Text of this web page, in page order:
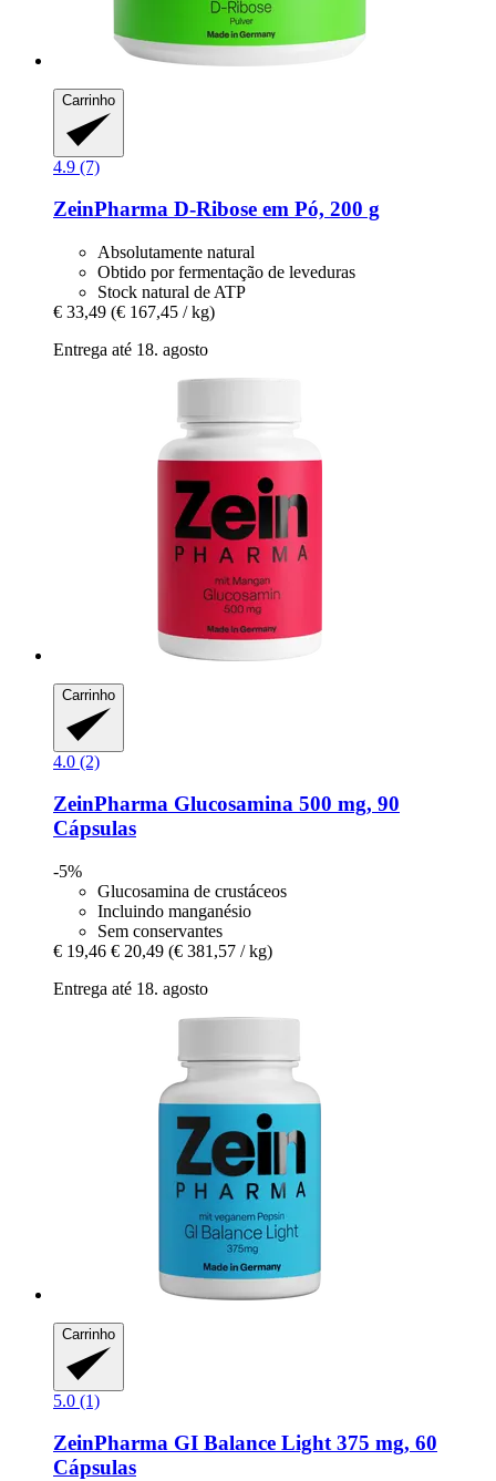
Carrinho
4.9 (7)
ZeinPharma D-​Ribose em Pó, 200 g
Absolutamente natural
Obtido por fermentação de leveduras
Stock natural de ATP
€ 33,49 (€ 167,45 / kg)
Entrega até 18. agosto
Carrinho
4.0 (2)
ZeinPharma Glucosamina 500 mg, 90
Cápsulas
-5%
Glucosamina de crustáceos
Incluindo manganésio
Sem conservantes
€ 19,46 € 20,49 (€ 381,57 / kg)
Entrega até 18. agosto
Carrinho
5.0 (1)
ZeinPharma GI Balance Light 375 mg, 60
Cápsulas